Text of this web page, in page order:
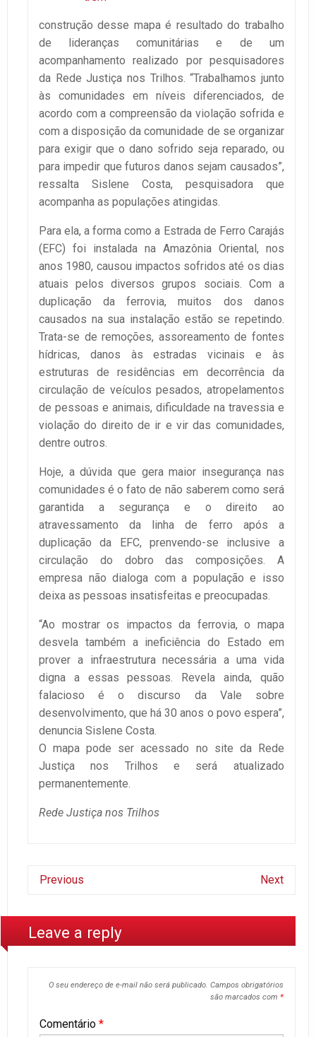
construção desse mapa é resultado do trabalho
de lideranças comunitárias e de um
acompanhamento realizado por pesquisadores
da Rede Justiça nos Trilhos. “Trabalhamos junto
às comunidades em níveis diferenciados, de
acordo com a compreensão da violação sofrida e
com a disposição da comunidade de se organizar
para exigir que o dano sofrido seja reparado, ou
para impedir que futuros danos sejam causados”,
ressalta Sislene Costa, pesquisadora que
acompanha as populações atingidas.
Para ela, a forma como a Estrada de Ferro Carajás
(EFC) foi instalada na Amazônia Oriental, nos
anos 1980, causou impactos sofridos até os dias
atuais pelos diversos grupos sociais. Com a
duplicação da ferrovia, muitos dos danos
causados na sua instalação estão se repetindo.
Trata-se de remoções, assoreamento de fontes
hídricas, danos às estradas vicinais e às
estruturas de residências em decorrência da
circulação de veículos pesados, atropelamentos
de pessoas e animais, dificuldade na travessia e
violação do direito de ir e vir das comunidades,
dentre outros.
Hoje, a dúvida que gera maior insegurança nas
comunidades é o fato de não saberem como será
garantida a segurança e o direito ao
atravessamento da linha de ferro após a
duplicação da EFC, prenvendo-se inclusive a
circulação do dobro das composições. A
empresa não dialoga com a população e isso
deixa as pessoas insatisfeitas e preocupadas.
“Ao mostrar os impactos da ferrovia, o mapa
desvela também a ineficiência do Estado em
prover a infraestrutura necessária a uma vida
digna a essas pessoas. Revela ainda, quão
falacioso é o discurso da Vale sobre
desenvolvimento, que há 30 anos o povo espera”,
denuncia Sislene Costa.
O mapa pode ser acessado no site da Rede
Justiça nos Trilhos e será atualizado
permanentemente.
Rede Justiça nos Trilhos
Previous Next
Leave a reply
O seu endereço de e-mail não será publicado. Campos obrigatórios
são marcados com *
Comentário *